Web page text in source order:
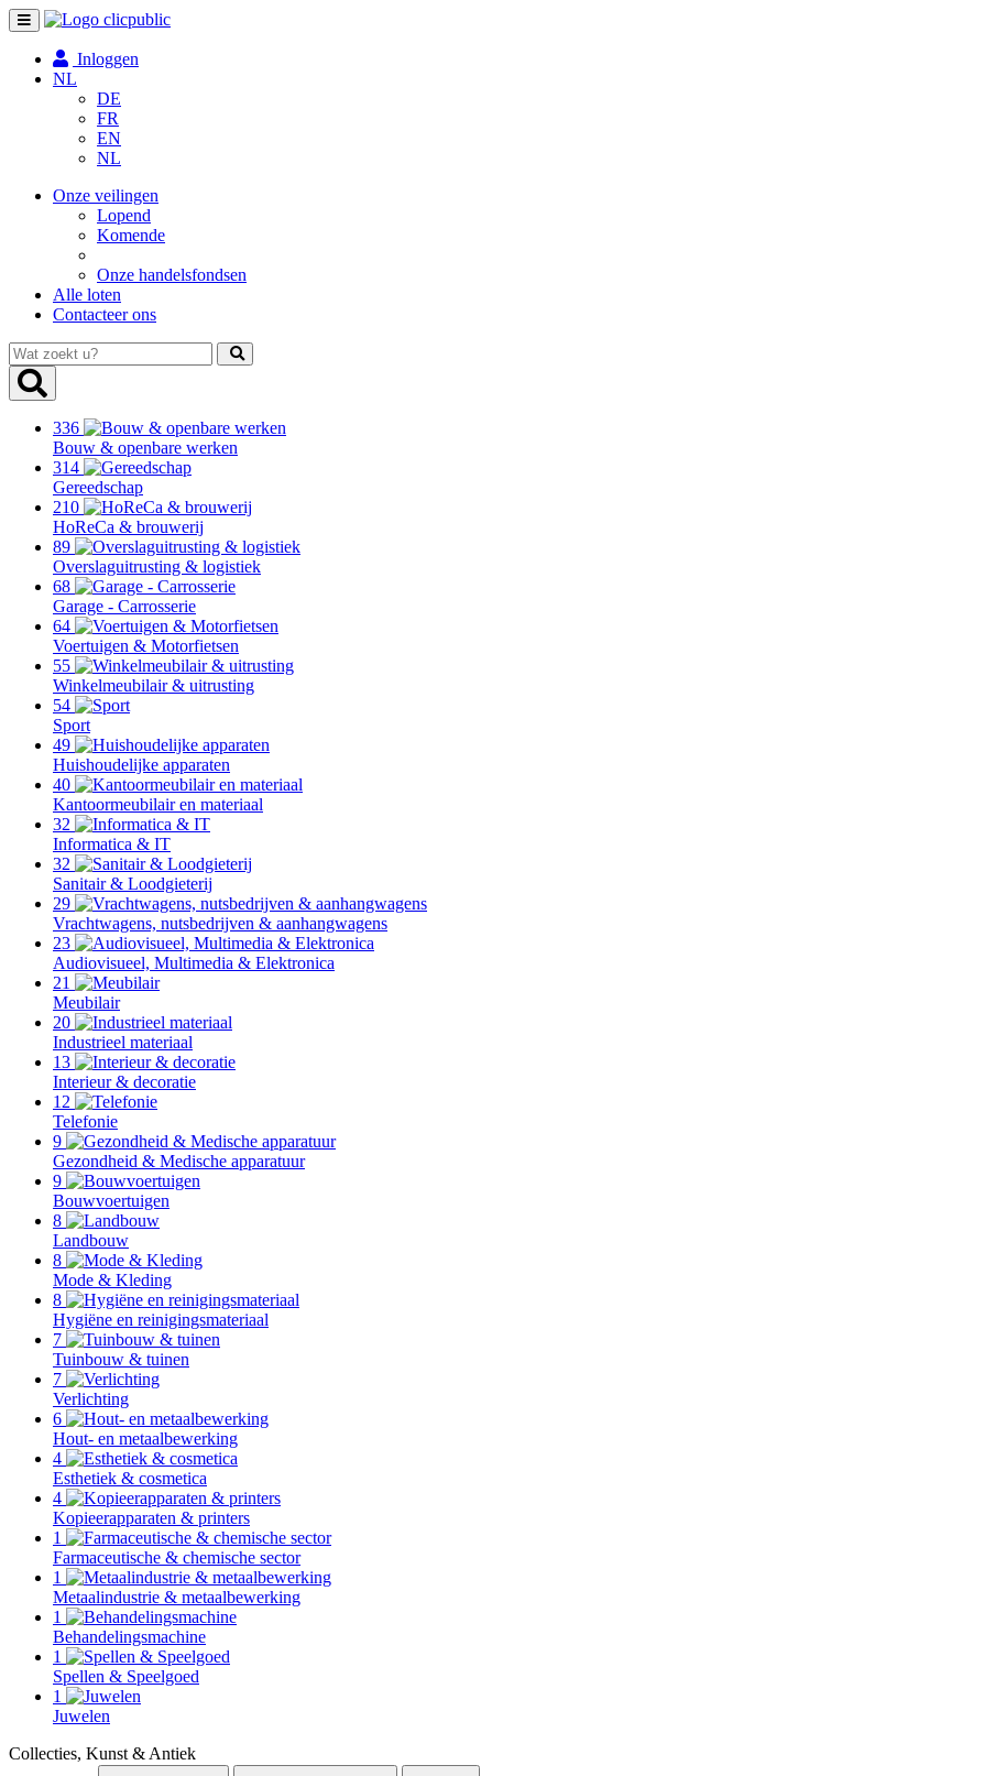
Toggle
navigation
Inloggen
NL
DE
FR
EN
NL
Onze veilingen
Lopend
Komende
Onze handelsfondsen
Alle loten
Contacteer ons
Wat
zoekt
u?
336
Bouw & openbare werken
314
Gereedschap
210
HoReCa & brouwerij
89
Overslaguitrusting & logistiek
68
Garage - Carrosserie
64
Voertuigen & Motorfietsen
55
Winkelmeubilair & uitrusting
54
Sport
49
Huishoudelijke apparaten
40
Kantoormeubilair en materiaal
32
Informatica & IT
32
Sanitair & Loodgieterij
29
Vrachtwagens, nutsbedrijven & aanhangwagens
23
Audiovisueel, Multimedia & Elektronica
21
Meubilair
20
Industrieel materiaal
13
Interieur & decoratie
12
Telefonie
9
Gezondheid & Medische apparatuur
9
Bouwvoertuigen
8
Landbouw
8
Mode & Kleding
8
Hygiëne en reinigingsmateriaal
7
Tuinbouw & tuinen
7
Verlichting
6
Hout- en metaalbewerking
4
Esthetiek & cosmetica
4
Kopieerapparaten & printers
1
Farmaceutische & chemische sector
1
Metaalindustrie & metaalbewerking
1
Behandelingsmachine
1
Spellen & Speelgoed
1
Juwelen
Collecties, Kunst & Antiek